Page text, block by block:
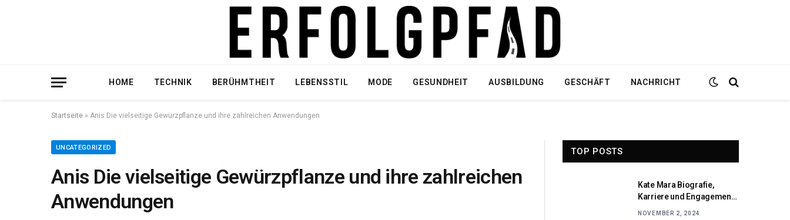
HOME TECHNIK BERÜHMTHEIT LEBENSSTIL MODE GESUNDHEIT AUSBILDUNG GESCHÄFT NACHRICHT
Startseite » Anis Die vielseitige Gewürzpflanze und ihre zahlreichen Anwendungen
UNCATEGORIZED
Anis Die vielseitige Gewürzpflanze und ihre zahlreichen
Anwendungen
TOP POSTS
Kate Mara Biografie,
Karriere und Engagement
NOVEMBER 2, 2024